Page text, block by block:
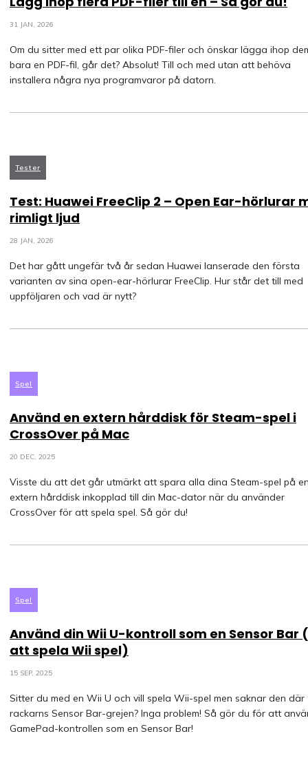
31 JAN, 2026
Om du sitter med ett par olika PDF-filer och önskar lägga ihop
bara en PDF-fil, går det? Absolut! Till och med utan att behöva
installera några nya programvaror på datorn.
Tester
Test: Huawei FreeClip 2 – Open Ear-hörlurar
rimligt ljud
28 JAN, 2026
Det har gått ungefär två år sedan Huawei lanserade den första
varianten av sina open-ear-hörlurar FreeClip. Hur står det till med
uppföljaren och vad är nytt?
Spel
Använd en extern hårddisk för Steam-spel i
CrossOver på Mac
20 DEC, 2025
Visste du att det går utmärkt att spara alla dina Steam-spel på
extern hårddisk inkopplad till din Mac-dator när du använder
CrossOver för att spela spel. Så gör du!
Spel
Använd din Wii U-kontroll som en Sensor Bar
att spela Wii spel)
15 SEP, 2025
Sitter du med en Wii U och vill spela Wii-spel men saknar den där
rackarns Sensor Bar-grejen? Inga problem! Så gör du för att
GamePad-kontrollen som en Sensor Bar!